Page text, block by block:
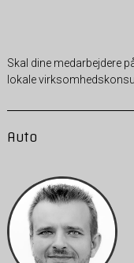
Skal dine medarbejdere
lokale
Auto